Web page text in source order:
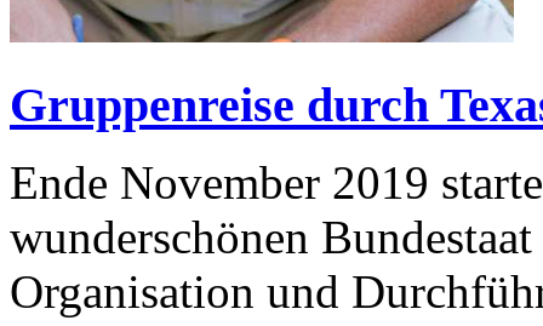
Gruppenreise durch
Ende November 2019
wunderschönen
Organisation und